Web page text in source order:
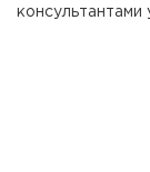
консультантами